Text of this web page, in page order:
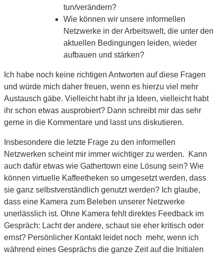
tun/verändern?
Wie können wir unsere informellen
Netzwerke in der Arbeitswelt, die unter den
aktuellen Bedingungen leiden, wieder
aufbauen und stärken?
Ich habe noch keine richtigen Antworten auf diese Fragen
und würde mich daher freuen, wenn es hierzu viel mehr
Austausch gäbe. Vielleicht habt ihr ja Ideen, vielleicht habt
ihr schon etwas ausprobiert? Dann schreibt mir das sehr
gerne in die Kommentare und lasst uns diskutieren.
Insbesondere die letzte Frage zu den informellen
Netzwerken scheint mir immer wichtiger zu werden. Kann
auch dafür etwas wie Gathertown eine Lösung sein? Wie
können virtuelle Kaffeetheken so umgesetzt werden, dass
sie ganz selbstverständlich genutzt werden? Ich glaube,
dass eine Kamera zum Beleben unserer Netzwerke
unerlässlich ist. Ohne Kamera fehlt direktes Feedback im
Gespräch: Lacht der andere, schaut sie eher kritisch oder
ernst? Persönlicher Kontakt leidet noch mehr, wenn ich
während eines Gesprächs die ganze Zeit auf die Initialen